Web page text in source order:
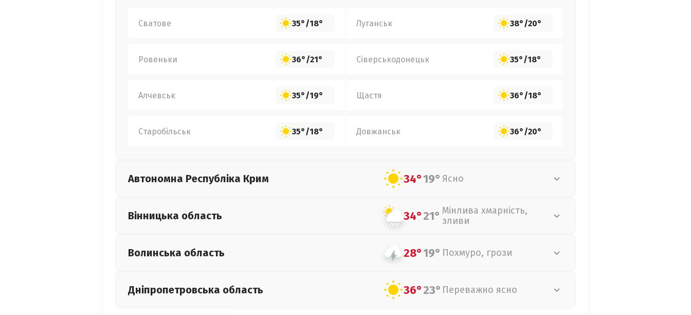
Сватове 35°/18° Луганськ 38°/20°
Ровеньки 36°/21° Сіверськодонецьк 35°/18°
Алчевськ 35°/19° Щастя 36°/18°
Старобільськ 35°/18° Довжанськ 36°/20°
Автономна Республіка Крим 34°19° Ясно
Вінницька область 34°21° Мінлива хмарність,
зливи
Волинська область 28°19° Похмуро, грози
Дніпропетровська область 36°23° Переважно ясно